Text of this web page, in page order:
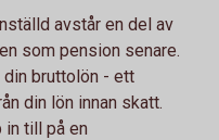
avstår en del av
som pension senare.
bruttolön - ett
din lön innan skatt.
in till på en